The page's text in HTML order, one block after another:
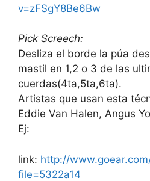
v=zFSgY8Be6Bw
Pick Screech:
Desliza el borde la púa
mastil en 1,2 o 3 de las
cuerdas(4ta,5ta,6ta).
Artistas que usan esta
Eddie Van Halen, Angus
Ej:
link: http://
file=5322a14